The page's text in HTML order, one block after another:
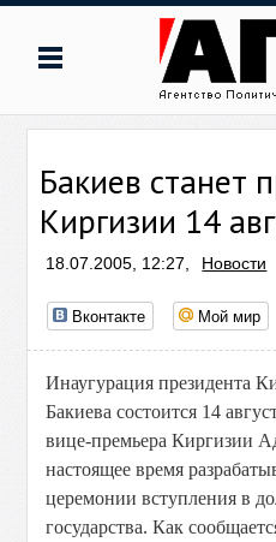
Бакиев станет
Киргизии 14
18.07.2005, 12:27, Новости
Вконтакте Мой мир
Инаугурация президента
Бакиева состоится 14
вице-премьера Киргизии
настоящее время
церемонии вступления в
государства. Как